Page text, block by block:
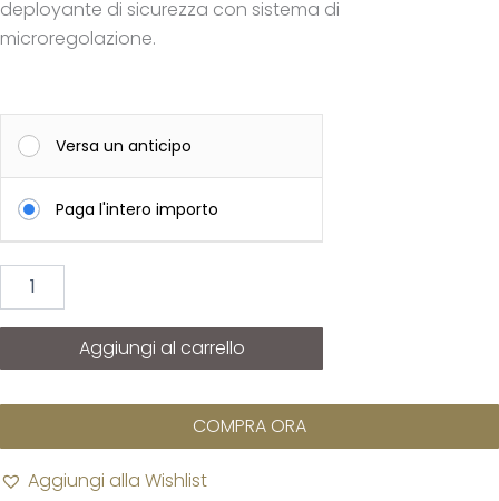
deployante di sicurezza con sistema di
microregolazione.
Versa un anticipo
Paga l'intero importo
Hydroconquest
Aggiungi al carrello
COMPRA ORA
Aggiungi alla Wishlist